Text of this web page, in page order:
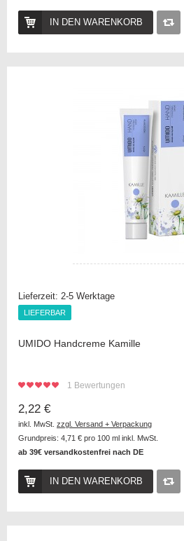
IN DEN WARENKORB
Lieferzeit: 2-5 Werktage
UMIDO Handcreme Kamille
1 Bewertungen
LIEFERBAR
2,22 €
inkl. MwSt. zzgl. Versand + Verpackung
Grundpreis: 4,71 € pro 100 ml inkl. MwSt.
ab 39€ versandkostenfrei nach DE
LIEFERBAR
IN DEN WARENKORB